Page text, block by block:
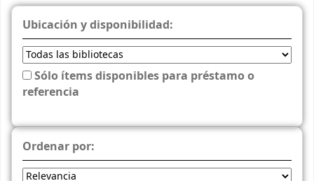
Ubicación y disponibilidad:
Sólo ítems disponibles para préstamo o
referencia
Ordenar por: